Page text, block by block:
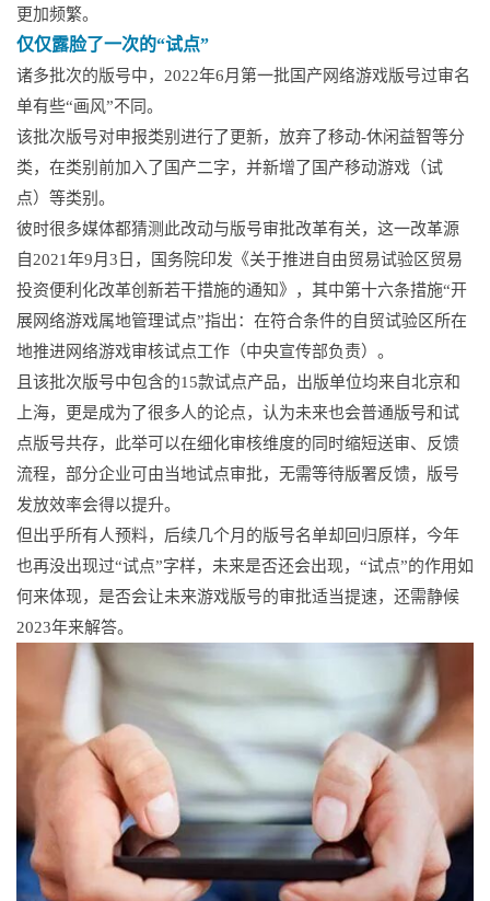
更加频繁。
仅仅露脸了一次的“试点”
诸多批次的版号中，2022年6月第一批国产网络游戏版号过审名
单有些“画风”不同。
该批次版号对申报类别进行了更新，放弃了移动-休闲益智等分
类，在类别前加入了国产二字，并新增了国产移动游戏（试
点）等类别。
彼时很多媒体都猜测此改动与版号审批改革有关，这一改革源
自2021年9月3日，国务院印发《关于推进自由贸易试验区贸易
投资便利化改革创新若干措施的通知》，其中第十六条措施“开
展网络游戏属地管理试点”指出：在符合条件的自贸试验区所在
地推进网络游戏审核试点工作（中央宣传部负责）。
且该批次版号中包含的15款试点产品，出版单位均来自北京和
上海，更是成为了很多人的论点，认为未来也会普通版号和试
点版号共存，此举可以在细化审核维度的同时缩短送审、反馈
流程，部分企业可由当地试点审批，无需等待版署反馈，版号
发放效率会得以提升。
但出乎所有人预料，后续几个月的版号名单却回归原样，今年
也再没出现过“试点”字样，未来是否还会出现，“试点”的作用如
何来体现，是否会让未来游戏版号的审批适当提速，还需静候
2023年来解答。